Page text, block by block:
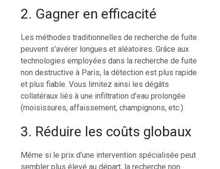
2. Gagner en efficacité
Les méthodes traditionnelles de recherche de fuite
peuvent s’avérer longues et aléatoires. Grâce aux
technologies employées dans larecherche de fuite
non destructive à Paris, la détection est plus rapide
et plus fiable. Vous limitez ainsi les dégâts
collatéraux liés à une infiltration d’eau prolongée
(moisissures, affaissement, champignons, etc.).
3. Réduire les coûts globaux
Même si le prix d’une intervention spécialisée peut
sembler plus élevé au départ, la recherche non